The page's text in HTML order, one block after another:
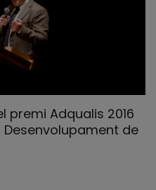
premi Adqualis 2016
de